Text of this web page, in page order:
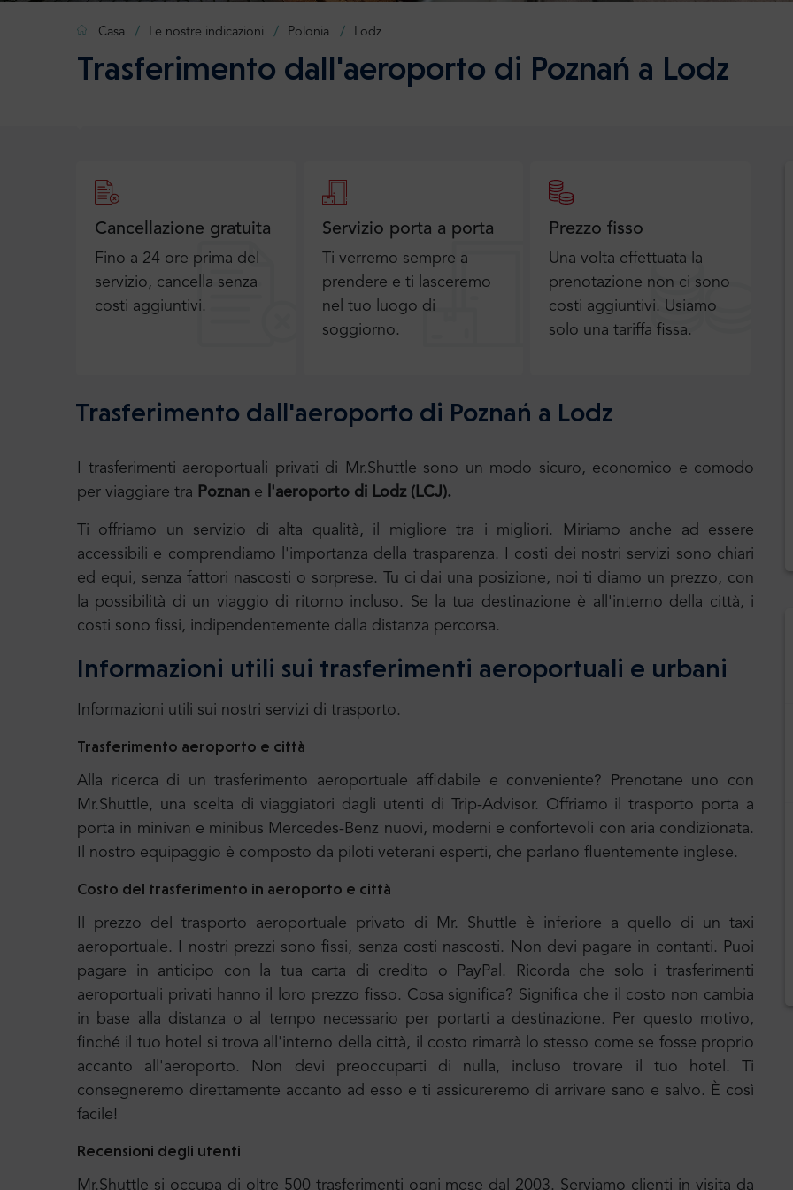
Casa Le nostre indicazioni Polonia Lodz
Trasferimento dall'aeroporto di Poznań a Lodz
Cancellazione gratuita
Fino a 24 ore prima del
servizio, cancella senza
costi aggiuntivi.
Servizio porta a porta
Ti verremo sempre a
prendere e ti lasceremo
nel tuo luogo di
soggiorno.
Prezzo fisso
Una volta effettuata la
prenotazione non ci sono
costi aggiuntivi. Usiamo
solo una tariffa fissa.
Trasferimento dall'aeroporto di Poznań a Lodz
I trasferimenti aeroportuali privati di Mr.Shuttle sono un modo sicuro, economico e comodo
per viaggiare tra Poznan e l'aeroporto di Lodz (LCJ).
Ti offriamo un servizio di alta qualità, il migliore tra i migliori. Miriamo anche ad essere
accessibili e comprendiamo l'importanza della trasparenza. I costi dei nostri servizi sono chiari
ed equi, senza fattori nascosti o sorprese. Tu ci dai una posizione, noi ti diamo un prezzo, con
la possibilità di un viaggio di ritorno incluso. Se la tua destinazione è all'interno della città, i
costi sono fissi, indipendentemente dalla distanza percorsa.
Informazioni utili sui trasferimenti aeroportuali e urbani
Informazioni utili sui nostri servizi di trasporto.
Trasferimento aeroporto e città
Alla ricerca di un trasferimento aeroportuale affidabile e conveniente? Prenotane uno con
Mr.Shuttle, una scelta di viaggiatori dagli utenti di Trip-Advisor. Offriamo il trasporto porta a
porta in minivan e minibus Mercedes-Benz nuovi, moderni e confortevoli con aria condizionata.
Il nostro equipaggio è composto da piloti veterani esperti, che parlano fluentemente inglese.
Costo del trasferimento in aeroporto e città
Il prezzo del trasporto aeroportuale privato di Mr. Shuttle è inferiore a quello di un taxi
aeroportuale. I nostri prezzi sono fissi, senza costi nascosti. Non devi pagare in contanti. Puoi
pagare in anticipo con la tua carta di credito o PayPal. Ricorda che solo i trasferimenti
aeroportuali privati hanno il loro prezzo fisso. Cosa significa? Significa che il costo non cambia
in base alla distanza o al tempo necessario per portarti a destinazione. Per questo motivo,
finché il tuo hotel si trova all'interno della città, il costo rimarrà lo stesso come se fosse proprio
accanto all'aeroporto. Non devi preoccuparti di nulla, incluso trovare il tuo hotel. Ti
consegneremo direttamente accanto ad esso e ti assicureremo di arrivare sano e salvo. È così
facile!
Recensioni degli utenti
Mr.Shuttle si occupa di oltre 500 trasferimenti ogni mese dal 2003. Serviamo clienti in visita da